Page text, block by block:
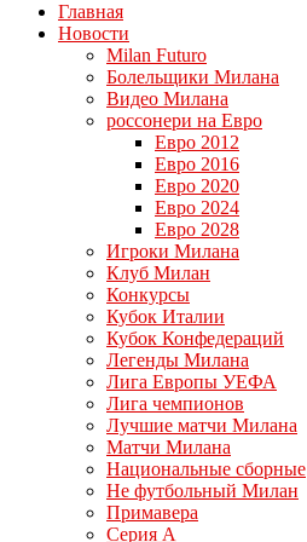
Главная
Новости
Milan Futuro
Болельщики Милана
Видео Милана
россонери на Евро
Евро 2012
Евро 2016
Евро 2020
Евро 2024
Евро 2028
Игроки Милана
Клуб Милан
Конкурсы
Кубок Италии
Кубок Конфедераций
Легенды Милана
Лига Европы УЕФА
Лига чемпионов
Лучшие матчи Милана
Матчи Милана
Национальные сборные
Не футбольный Милан
Примавера
Серия А